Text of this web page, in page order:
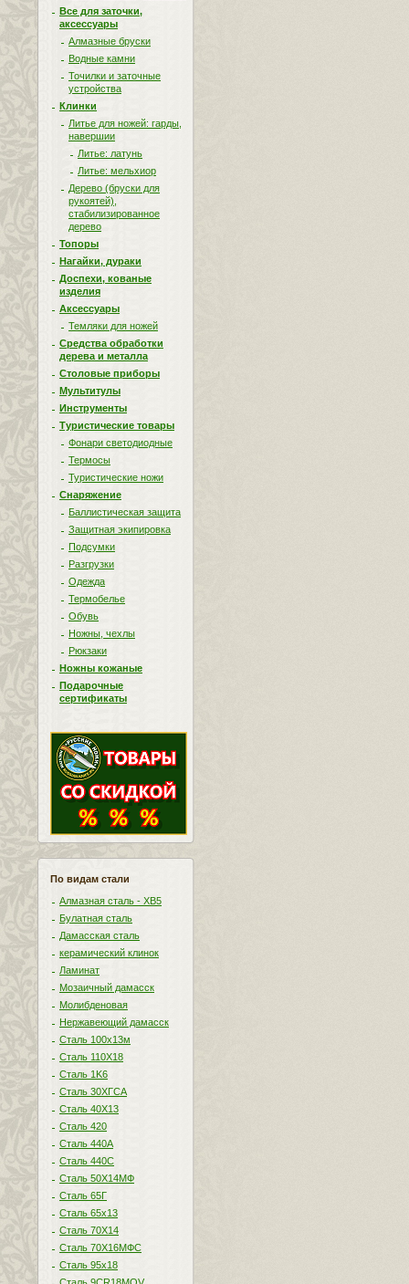
Все для заточки,
аксессуары
Алмазные бруски
Водные камни
Точилки и заточные
устройства
Клинки
Литье для ножей: гарды,
навершии
Литье: латунь
Литье: мельхиор
Дерево (бруски для
рукоятей),
стабилизированное
дерево
Топоры
Нагайки, дураки
Доспехи, кованые
изделия
Аксессуары
Темляки для ножей
Средства обработки
дерева и металла
Столовые приборы
Мультитулы
Инструменты
Туристические товары
Фонари светодиодные
Термосы
Туристические ножи
Снаряжение
Баллистическая защита
Защитная экипировка
Подсумки
Разгрузки
Одежда
Термобелье
Обувь
Ножны, чехлы
Рюкзаки
Ножны кожаные
Подарочные
сертификаты
По видам стали
Алмазная сталь - ХВ5
Булатная сталь
Дамасская сталь
керамический клинок
Ламинат
Мозаичный дамасск
Молибденовая
Нержавеющий дамасск
Сталь 100х13м
Сталь 110Х18
Сталь 1K6
Сталь 30ХГСА
Сталь 40Х13
Сталь 420
Сталь 440A
Сталь 440С
Сталь 50Х14МФ
Сталь 65Г
Сталь 65х13
Сталь 70Х14
Сталь 70Х16МФС
Сталь 95х18